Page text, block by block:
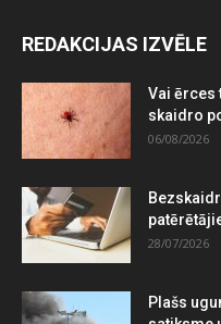
REDAKCIJAS IZVĒLE
Vai ērces
skaidro
06/08/2026
28/07/2026
Plašs